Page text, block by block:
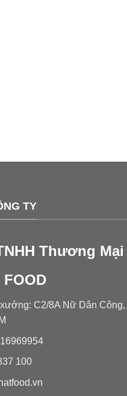
TY
Thương
FOOD
C2/8A Nữ Dân
100